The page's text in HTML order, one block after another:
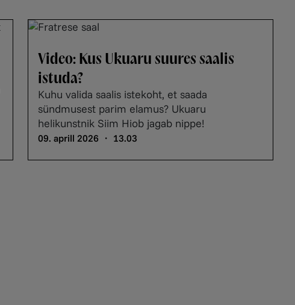
Video: Kus Ukuaru suures saalis
istuda?
Kuhu valida saalis istekoht, et saada
sündmusest parim elamus? Ukuaru
helikunstnik Siim Hiob jagab nippe!
09. aprill 2026 ・ 13.03